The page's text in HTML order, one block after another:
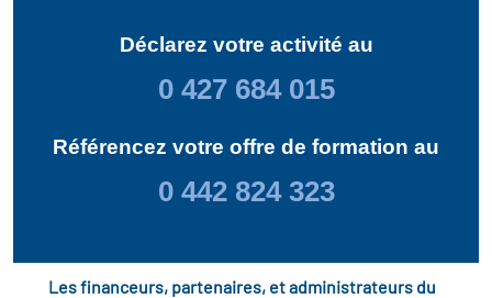
Déclarez votre activité au
0 427 684 015
Référencez votre offre de formation au
0 442 824 323
Les financeurs, partenaires, et administrateurs du